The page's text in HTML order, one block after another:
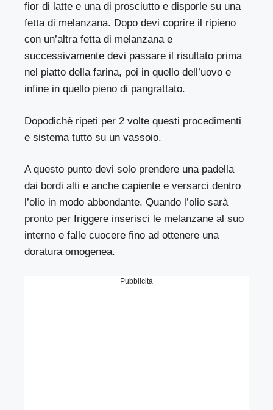
fior di latte e una di prosciutto e disporle su una
fetta di melanzana. Dopo devi coprire il ripieno
con un’altra fetta di melanzana e
successivamente devi passare il risultato prima
nel piatto della farina, poi in quello dell’uovo e
infine in quello pieno di pangrattato.
Dopodichè ripeti per 2 volte questi procedimenti
e sistema tutto su un vassoio.
A questo punto devi solo prendere una padella
dai bordi alti e anche capiente e versarci dentro
l’olio in modo abbondante. Quando l’olio sarà
pronto per friggere inserisci le melanzane al suo
interno e falle cuocere fino ad ottenere una
doratura omogenea.
Pubblicità